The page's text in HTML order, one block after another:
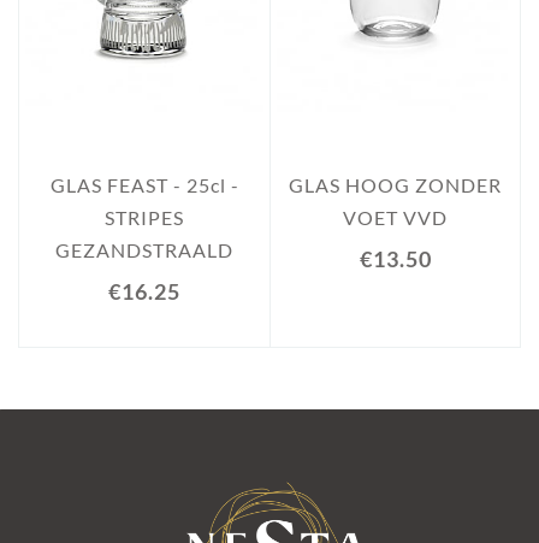
GLAS FEAST - 25cl -
STRIPES
GEZANDSTRAALD
€16.25
GLAS HOOG ZONDER
VOET VVD
€13.50